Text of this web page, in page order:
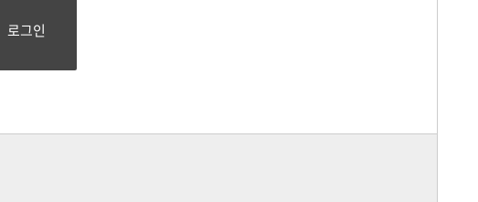
로그인